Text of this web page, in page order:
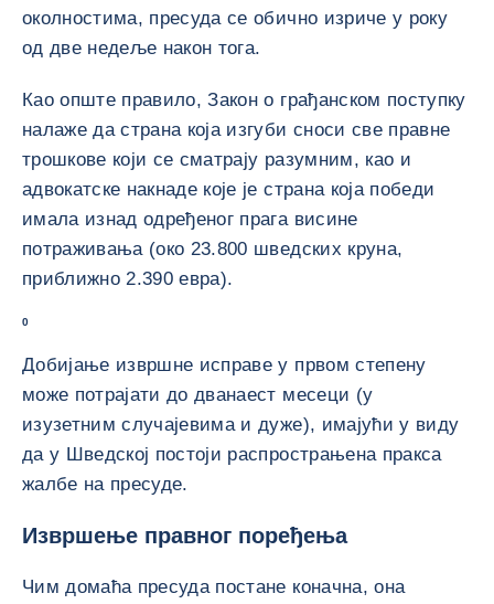
околностима, пресуда се обично изриче у року
од две недеље након тога.
Као опште правило, Закон о грађанском поступку
налаже да страна која изгуби сноси све правне
трошкове који се сматрају разумним, као и
адвокатске накнаде које је страна која победи
имала изнад одређеног прага висине
потраживања (око 23.800 шведских круна,
приближно 2.390 евра).
0
Добијање извршне исправе у првом степену
може потрајати до дванаест месеци (у
изузетним случајевима и дуже), имајући у виду
да у Шведској постоји распрострањена пракса
жалбе на пресуде.
Извршење правног поређења
Чим домаћа пресуда постане коначна, она